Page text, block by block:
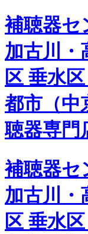
補聴器
加古川・
区 垂水
都市（
聴器専門
補聴器
加古川・
区 垂水